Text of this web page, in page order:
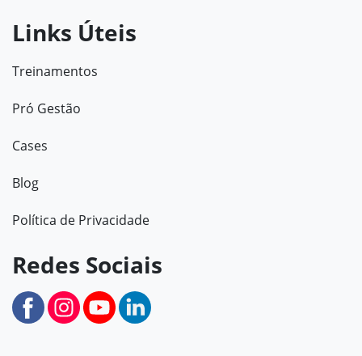
Links Úteis
Treinamentos
Pró Gestão
Cases
Blog
Política de Privacidade
Redes Sociais